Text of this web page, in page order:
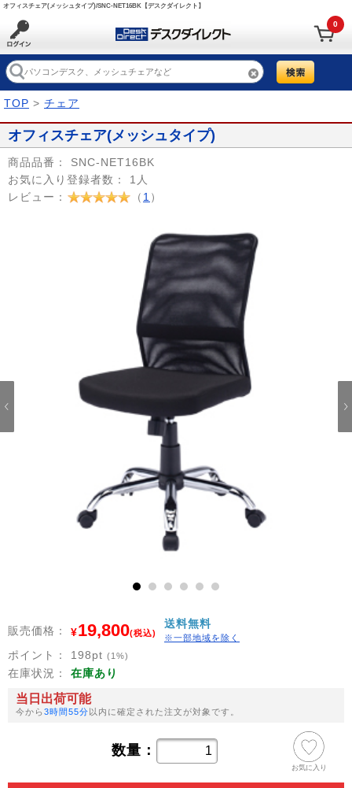
オフィスチェア(メッシュタイプ)/SNC-NET16BK【デスクダイレクト】
0
TOP > チェア
オフィスチェア(メッシュタイプ)
商品品番：
SNC-NET16BK
お気に入り登録者数：
1人
レビュー：
（ 1 ）
販売価格： ¥19,800(税込)
送料無料
※一部地域を除く
ポイント： 198pt (1%)
在庫状況： 在庫あり
当日出荷可能
今から3時間55分以内に確定された注文が対象です。
数量：
お気に入り